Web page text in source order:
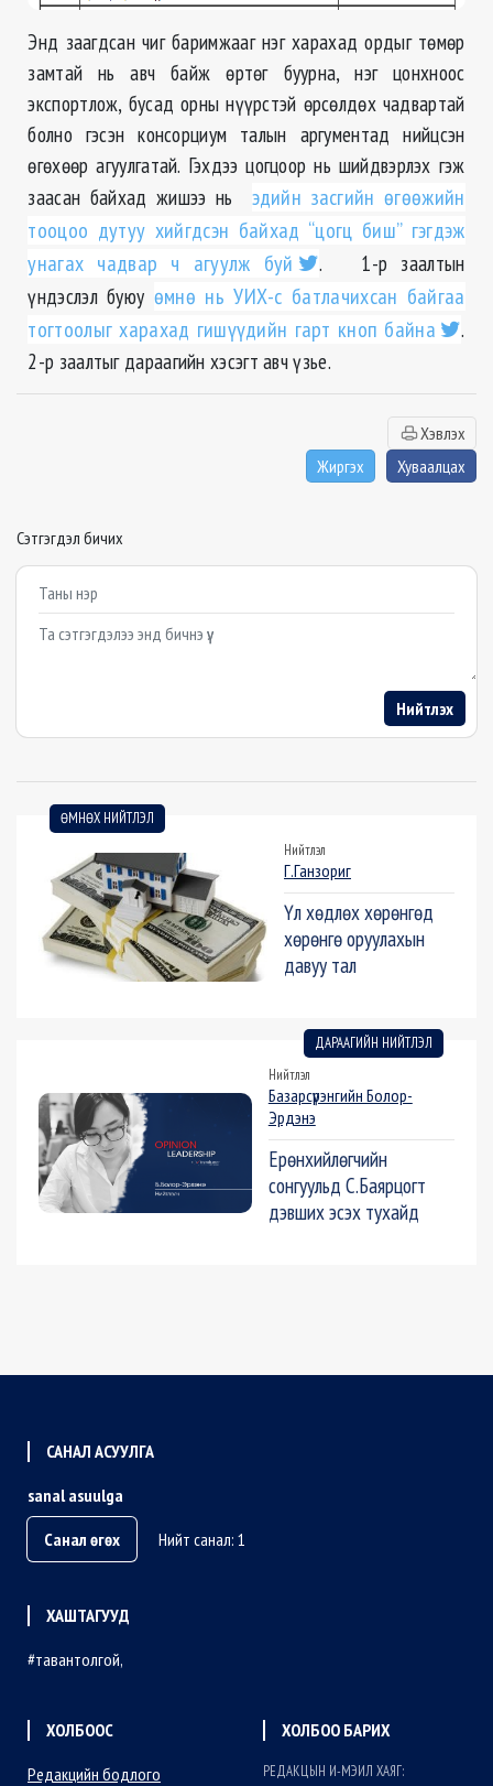
Энд заагдсан чиг баримжааг нэг харахад ордыг төмөр
замтай нь авч байж өртөг буурна, нэг цонхноос
экспортлож, бусад орны нүүрстэй өрсөлдөх чадвартай
болно гэсэн консорциум талын аргументад нийцсэн
өгөхөөр агуулгатай. Гэхдээ цогцоор нь шийдвэрлэх гэж
заасан байхад жишээ нь эдийн засгийн өгөөжийн
тооцоо дутуу хийгдсэн байхад “цогц биш” гэгдэж
унагах чадвар ч агуулж буй
. 1-р заалтын
үндэслэл буюу өмнө нь УИХ-с батлачихсан байгаа
тогтоолыг харахад гишүүдийн гарт кноп байна
.
2-р заалтыг дараагийн хэсэгт авч үзье.
Хэвлэх
Жиргэх
Хуваалцах
Сэтгэгдэл бичих
Example textarea
Нийтлэх
ӨМНӨХ НИЙТЛЭЛ
Нийтлэл
Г.Ганзориг
Үл хөдлөх хөрөнгөд
хөрөнгө оруулахын
давуу тал
ДАРААГИЙН НИЙТЛЭЛ
Нийтлэл
Базарсүрэнгийн Болор-
Эрдэнэ
Ерөнхийлөгчийн
сонгуульд С.Баярцогт
дэвших эсэх тухайд
САНАЛ АСУУЛГА
sanal asuulga
Санал өгөх
Нийт санал: 1
ХАШТАГУУД
тавантолгой
ХОЛБООС
Редакцийн бодлого
ХОЛБОО БАРИХ
РЕДАКЦЫН И-МЭИЛ ХАЯГ: